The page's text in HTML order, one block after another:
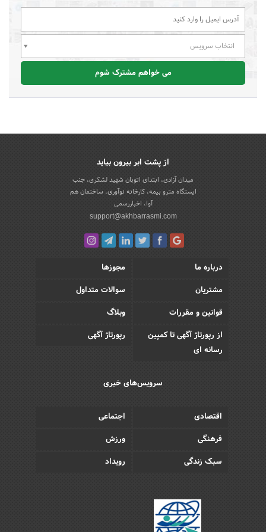
انتخاب سرویس
می خواهم مشترک شوم
از پشت ابر بیرون بیاید
میدان آزادی، ابتدای اتوبان شهید لشکری، جنب
ایستگاه مترو بیمه، کارخانه نوآوری، ساختمان هم
آوا، اخباررسمی
support@akhbarrasmi.com
درباره ما
مجوزها
مشتریان
سوالات متداول
قوانین و مقررات
وبلاگ
از رپورتاژ آگهی تا کمپین
رسانه ای
رپورتاژ آگهی
سرویس‌های خبری
اقتصادی
اجتماعی
فرهنگی
ورزش
سبک زندگی
رویداد